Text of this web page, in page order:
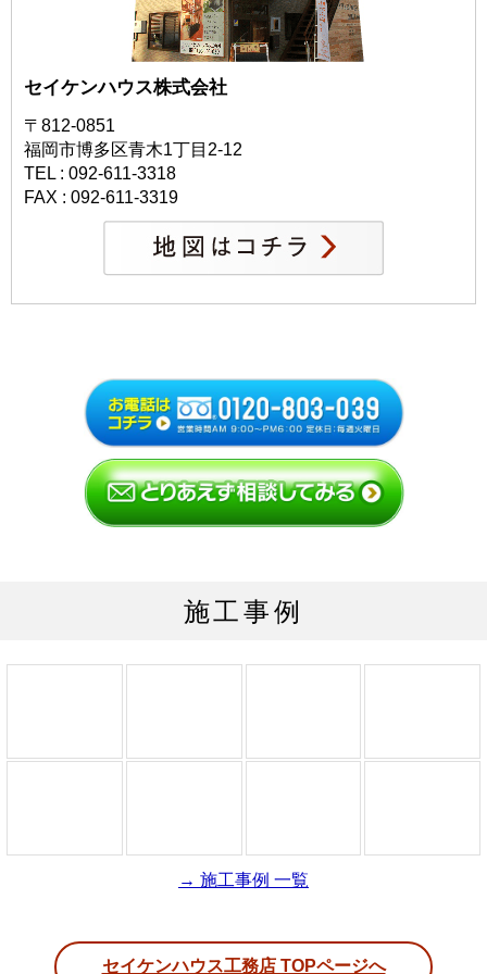
セイケンハウス株式会社
〒812-0851
福岡市博多区青木1丁目2-12
TEL : 092-611-3318
FAX : 092-611-3319
施工事例
→ 施工事例 一覧
セイケンハウス工務店 TOPページへ